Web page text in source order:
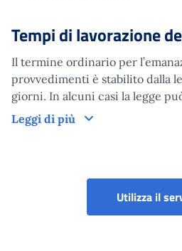
Tempi di lavorazione
Il termine ordinario per
provvedimenti è stabilito dalla
giorni. In alcuni casi la legge
Leggi di più
Tempi di
Utilizza il